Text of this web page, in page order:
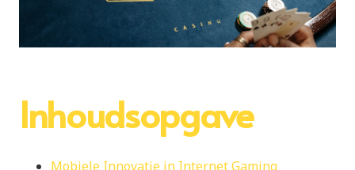
Inhoudsopgave
Mobiele Innovatie in Internet Gaming